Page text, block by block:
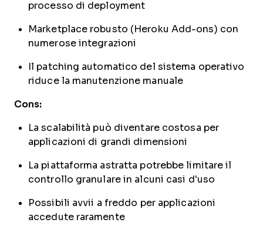
processo di deployment
Marketplace robusto (Heroku Add-ons) con
numerose integrazioni
Il patching automatico del sistema operativo
riduce la manutenzione manuale
Cons:
La scalabilità può diventare costosa per
applicazioni di grandi dimensioni
La piattaforma astratta potrebbe limitare il
controllo granulare in alcuni casi d'uso
Possibili avvii a freddo per applicazioni
accedute raramente